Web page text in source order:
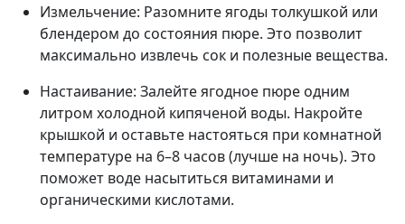
Измельчение: Разомните ягоды толкушкой или
блендером до состояния пюре. Это позволит
максимально извлечь сок и полезные вещества.
Настаивание: Залейте ягодное пюре одним
литром холодной кипяченой воды. Накройте
крышкой и оставьте настояться при комнатной
температуре на 6–8 часов (лучше на ночь). Это
поможет воде насытиться витаминами и
органическими кислотами.